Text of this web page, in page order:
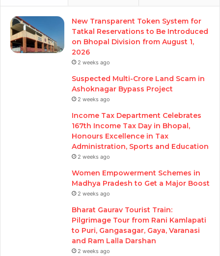
New Transparent Token System for
Tatkal Reservations to Be Introduced
on Bhopal Division from August 1,
2026
2 weeks ago
Suspected Multi-Crore Land Scam in
Ashoknagar Bypass Project
2 weeks ago
Income Tax Department Celebrates
167th Income Tax Day in Bhopal,
Honours Excellence in Tax
Administration, Sports and Education
2 weeks ago
Women Empowerment Schemes in
Madhya Pradesh to Get a Major Boost
2 weeks ago
Bharat Gaurav Tourist Train:
Pilgrimage Tour from Rani Kamlapati
to Puri, Gangasagar, Gaya, Varanasi
and Ram Lalla Darshan
2 weeks ago